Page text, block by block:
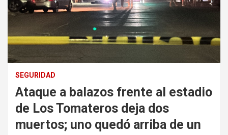
SEGURIDAD
Ataque a balazos frente al estadio
de Los Tomateros deja dos
muertos; uno quedó arriba de un